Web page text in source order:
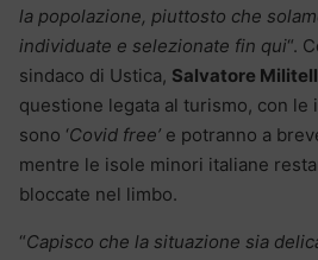
la popolazione, piuttosto che
individuate e selezionate fin qui“.
sindaco di Ustica, Salvatore
questione legata al turismo, con le
sono ‘Covid free’ e potranno a
mentre le isole minori italiane
bloccate nel limbo.
“Capisco che la situazione sia